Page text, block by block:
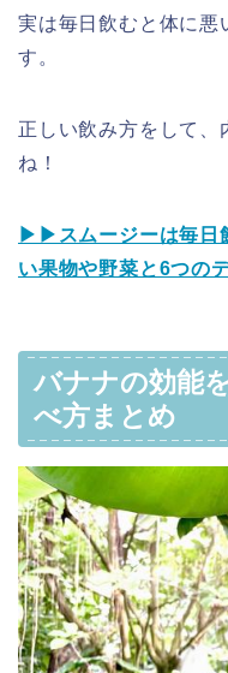
実は毎日飲むと体に悪
す。
正しい飲み方をして、
ね！
▶︎▶︎スムージーは毎日
い果物や野菜と6つの
バナナの効能
べ方まとめ